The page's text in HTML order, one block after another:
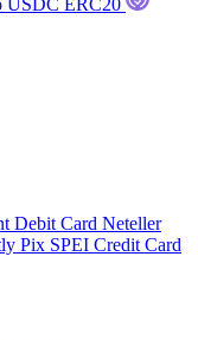
USDC ERC20
Debit Card Neteller
Pix SPEI Credit Card